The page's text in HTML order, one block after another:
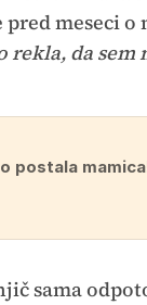
meseci o
da sem
postala
sama